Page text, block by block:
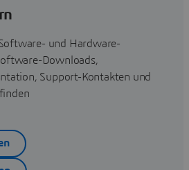
und Hardware-
Downloads,
Support-Kontakten und